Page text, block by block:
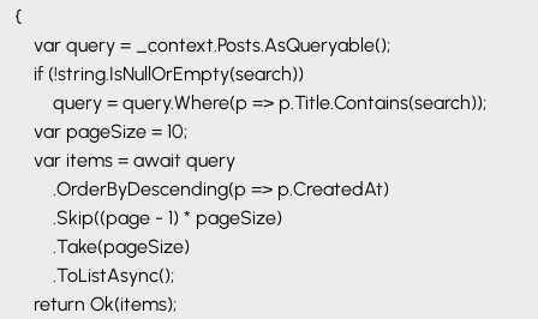
{
var query = _context.Posts.AsQueryable();
if (!string.IsNullOrEmpty(search))
query = query.Where(p => p.Title.Contains(search));
var pageSize = 10;
var items = await query
.OrderByDescending(p => p.CreatedAt)
.Skip((page - 1) * pageSize)
.Take(pageSize)
.ToListAsync();
return Ok(items);